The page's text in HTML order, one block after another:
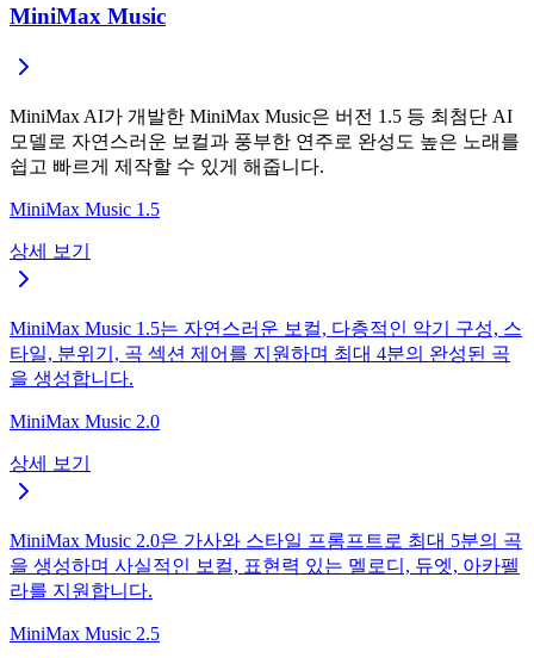
MiniMax Music
MiniMax AI가 개발한 MiniMax Music은 버전 1.5 등 최첨단 AI
모델로 자연스러운 보컬과 풍부한 연주로 완성도 높은 노래를
쉽고 빠르게 제작할 수 있게 해줍니다.
MiniMax Music 1.5
상세 보기
MiniMax Music 1.5는 자연스러운 보컬, 다층적인 악기 구성, 스
타일, 분위기, 곡 섹션 제어를 지원하며 최대 4분의 완성된 곡
을 생성합니다.
MiniMax Music 2.0
상세 보기
MiniMax Music 2.0은 가사와 스타일 프롬프트로 최대 5분의 곡
을 생성하며 사실적인 보컬, 표현력 있는 멜로디, 듀엣, 아카펠
라를 지원합니다.
MiniMax Music 2.5